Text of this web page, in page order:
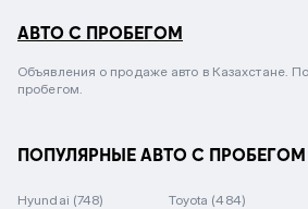
АВТО С ПРОБЕГОМ
Объявления о продаже авто в Казахстане.
пробегом.
ПОПУЛЯРНЫЕ АВТО С ПРОБЕГОМ
Hyundai (748) Toyota (484)